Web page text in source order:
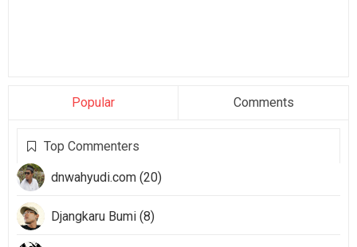
Popular Comments
Top Commenters
dnwahyudi.com (20)
Djangkaru Bumi (8)